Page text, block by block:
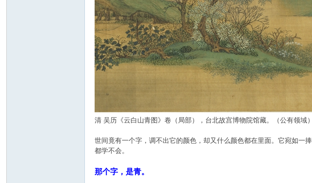
清 吴历《云白山青图》卷（局部），台北故宫博物院馆藏。（公有领域）
世间竟有一个字，调不出它的颜色，却又什么颜色都在里面。它宛如一
都学不会。
那个字，是青。